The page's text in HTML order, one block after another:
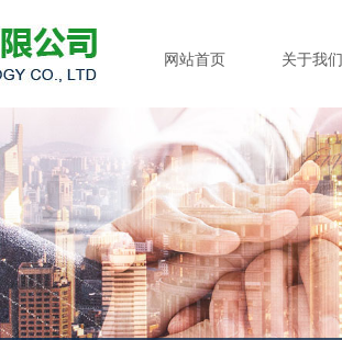
网站首页 关于我们